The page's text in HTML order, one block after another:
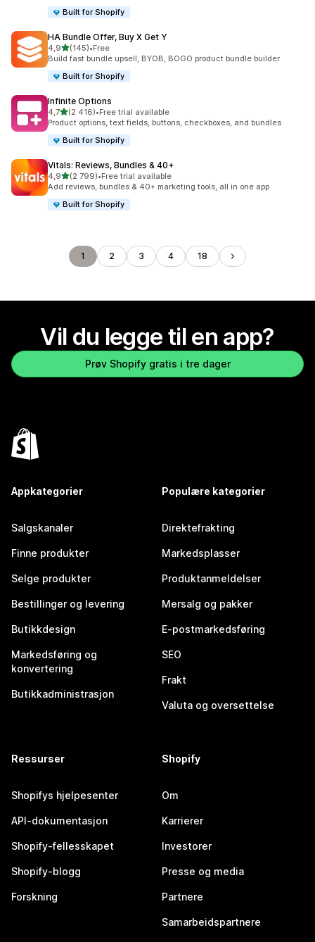
Built for Shopify
HA Bundle Offer, Buy X Get Y
4,9av 5 stjerner
(145)
Totalt 145 omtaler
•Free
Build fast bundle upsell, BYOB, BOGO product bundle builder
Built for Shopify
Infinite Options
4,7av 5 stjerner
(2 416)
Totalt 2416 omtaler
•Free trial available
Product options, text fields, buttons, checkboxes, and bundles
Built for Shopify
Vitals: Reviews, Bundles & 40+
4,9av 5 stjerner
(2 799)
Totalt 2799 omtaler
•Free trial available
Add reviews, bundles & 40+ marketing tools, all in one app
Built for Shopify
1 2 3 4 18
Vil du legge til en app?
Prøv Shopify gratis i tre dager
Appkategorier
Salgskanaler
Finne produkter
Selge produkter
Bestillinger og levering
Butikkdesign
Markedsføring og
konvertering
Butikkadministrasjon
Populære kategorier
Direktefrakting
Markedsplasser
Produktanmeldelser
Mersalg og pakker
E-postmarkedsføring
SEO
Frakt
Valuta og oversettelse
Ressurser
Shopifys hjelpesenter
API-dokumentasjon
Shopify-fellesskapet
Shopify-blogg
Forskning
Shopify
Om
Karrierer
Investorer
Presse og media
Partnere
Samarbeidspartnere